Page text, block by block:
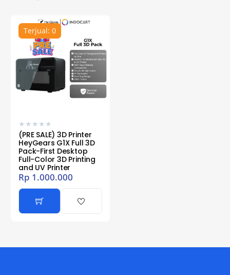
Terjual: 0
★ ★ ★ ★ ★
(PRE SALE) 3D Printer
HeyGears G1X Full 3D
Pack-First Desktop
Full-Color 3D Printing
and UV Printer
Rp 1.000.000